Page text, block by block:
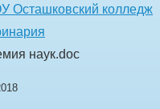
Осташковский колледж
наук.doc